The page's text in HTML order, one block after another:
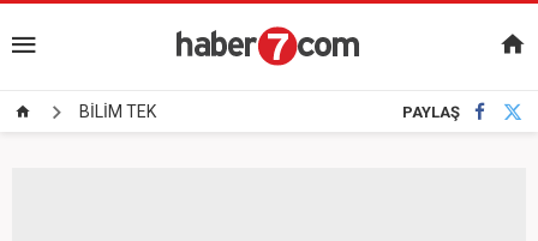
BİLİM TEK PAYLAŞ